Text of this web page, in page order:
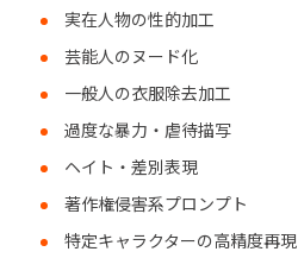
実在人物の性的加工
芸能人のヌード化
一般人の衣服除去加工
過度な暴力・虐待描写
ヘイト・差別表現
著作権侵害系プロンプト
特定キャラクターの高精度再現